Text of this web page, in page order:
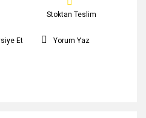
Stoktan Teslim
Et Yorum Yaz